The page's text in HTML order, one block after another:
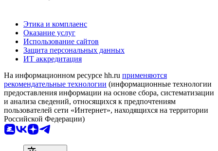
Этика и комплаенс
Оказание услуг
Использование сайтов
Защита персональных данных
ИТ аккредитация
На информационном ресурсе hh.ru применяются
рекомендательные технологии (информационные технологии
предоставления информации на основе сбора, систематизации
и анализа сведений, относящихся к предпочтениям
пользователей сети «Интернет», находящихся на территории
Российской Федерации)